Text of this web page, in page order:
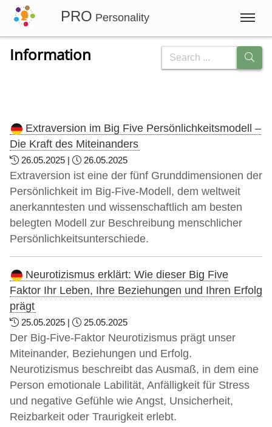
PRO Personality
Login
English German
Information
Extraversion im Big Five Persönlichkeitsmodell –
Die Kraft des Miteinanders
26.05.2025 | 26.05.2025
Extraversion ist eine der fünf Grunddimensionen der
Persönlichkeit im Big-Five-Modell, dem weltweit
anerkanntesten und wissenschaftlich am besten
belegten Modell zur Beschreibung menschlicher
Persönlichkeitsunterschiede.
Neurotizismus erklärt: Wie dieser Big Five
Faktor Ihr Leben, Ihre Beziehungen und Ihren Erfolg
prägt
25.05.2025 | 25.05.2025
Der Big-Five-Faktor Neurotizismus prägt unser
Miteinander, Beziehungen und Erfolg.
Neurotizismus beschreibt das Ausmaß, in dem eine
Person emotionale Labilität, Anfälligkeit für Stress
und negative Gefühle wie Angst, Unsicherheit,
Reizbarkeit oder Traurigkeit erlebt.